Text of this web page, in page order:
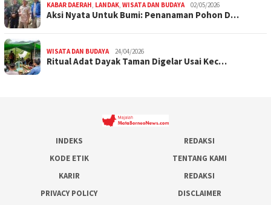
KABAR DAERAH, LANDAK, WISATA DAN BUDAYA 02/05/2026
Aksi Nyata Untuk Bumi: Penanaman Pohon D…
WISATA DAN BUDAYA 24/04/2026
Ritual Adat Dayak Taman Digelar Usai Kec…
INDEKS
REDAKSI
KODE ETIK
TENTANG KAMI
KARIR
REDAKSI
PRIVACY POLICY
DISCLAIMER